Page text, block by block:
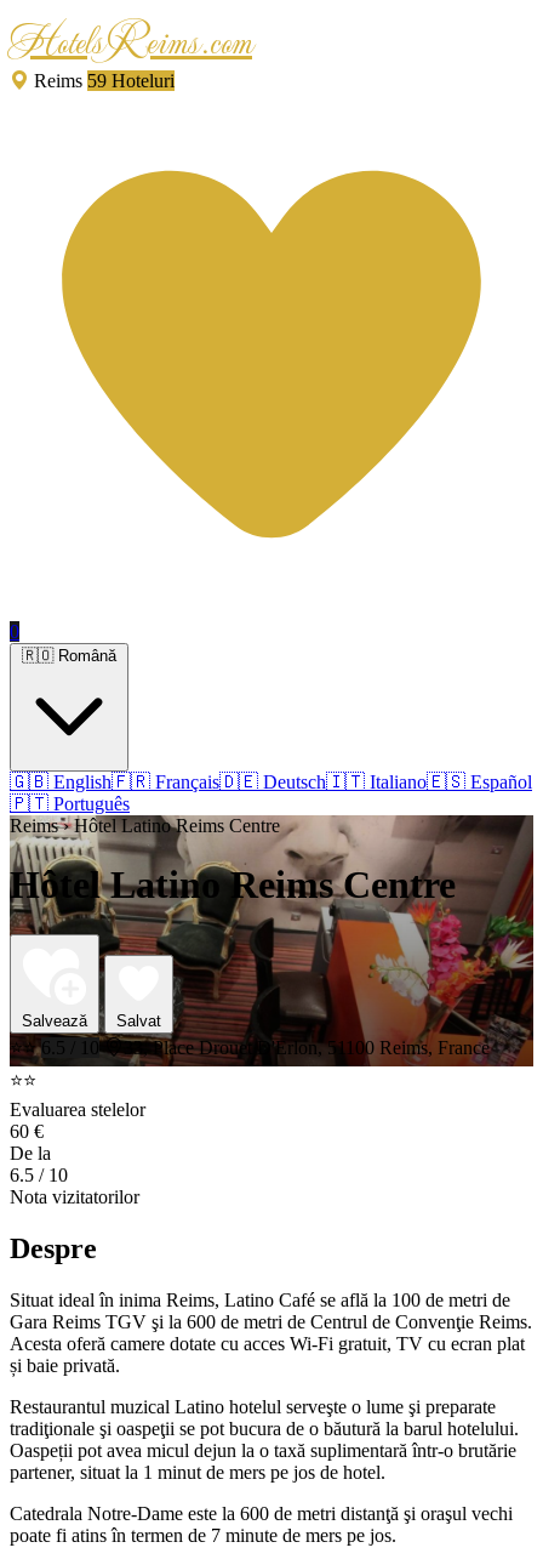
HotelsReims.com
Reims 59 Hoteluri
0
🇷🇴 Română
🇬🇧 English🇫🇷 Français🇩🇪 Deutsch🇮🇹 Italiano🇪🇸 Español
🇵🇹 Português
Reims › Hôtel Latino Reims Centre
Hôtel Latino Reims Centre
Salvează Salvat
⭐⭐ 6.5 / 10
33, Place Drouet D'Erlon, 51100 Reims, France
⭐⭐
Evaluarea stelelor
60 €
De la
6.5 / 10
Nota vizitatorilor
Despre
Situat ideal în inima Reims, Latino Café se află la 100 de metri de
Gara Reims TGV şi la 600 de metri de Centrul de Convenţie Reims.
Acesta oferă camere dotate cu acces Wi-Fi gratuit, TV cu ecran plat
și baie privată.
Restaurantul muzical Latino hotelul serveşte o lume şi preparate
tradiţionale şi oaspeţii se pot bucura de o băutură la barul hotelului.
Oaspeții pot avea micul dejun la o taxă suplimentară într-o brutărie
partener, situat la 1 minut de mers pe jos de hotel.
Catedrala Notre-Dame este la 600 de metri distanţă şi oraşul vechi
poate fi atins în termen de 7 minute de mers pe jos.